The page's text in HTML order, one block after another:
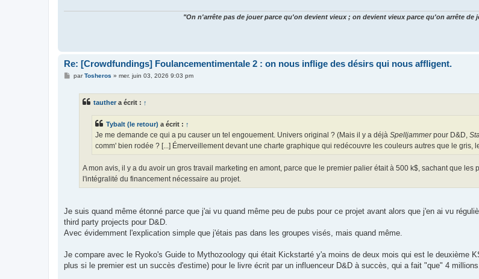
"On n'arrête pas de jouer parce qu'on devient vieux ; on devient vieux parce qu'on arrête de
Re: [Crowdfundings] Foulancementimentale 2 : on nous inflige des désirs qui nous affligent.
MparTosheros » mer. juin 03, 2026 9:03 pm
tauther a écrit : ↑
Tybalt (le retour) a écrit : ↑
Je me demande ce qui a pu causer un tel engouement. Univers original ? (Mais il y a déjà Spelljammerpour D&D,
comm' bien rodée ? [...] Émerveillement devant une charte graphique qui redécouvre les couleurs autres que le gris,
A mon avis, il y a du avoir un gros travail marketing en amont, parce que le premier palier était à 500 k$, sachant que les
l'intégralité du financement nécessaire au projet.
Je suis quand même étonné parce que j'ai vu quand même peu de pubs pour ce projet avant alors que j'en ai vu
third party projects pour D&D.
Avec évidemment l'explication simple que j'étais pas dans les groupes visés, mais quand même.
Je compare avec le Ryoko's Guide to Mythozoology qui était Kickstarté y'a moins de deux mois qui est le deuxième
plus si le premier est un succès d'estime) pour le livre écrit par un influenceur D&D à succès, qui a fait "que" 4 millions.